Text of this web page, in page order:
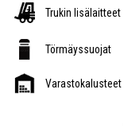
Trukin lisälaitteet
Törmäyssuojat
Varastokalusteet